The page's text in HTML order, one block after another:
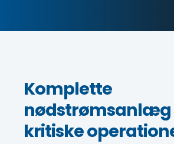
Komplette
nødstrømsanlæg
kritiske